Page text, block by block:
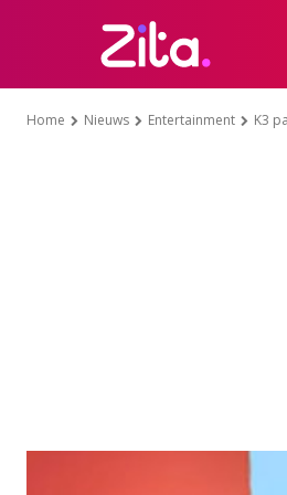
Home Nieuws Entertainment K3